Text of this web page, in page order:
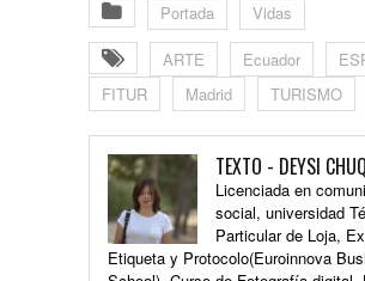
Portada Vidas
ARTE Ecuador
FITUR
Madrid TURISMO
TEXTO - DEYSI
Licenciada en
social, universidad
Particular de Loja,
Etiqueta y Protocolo(Euroinnova